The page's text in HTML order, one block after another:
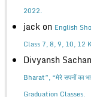
2022.
jack on English
Class 7, 8, 9, 10, 12
Divyansh Sachan
Bharat”, “मेरे सपनों का
Graduation Classes.